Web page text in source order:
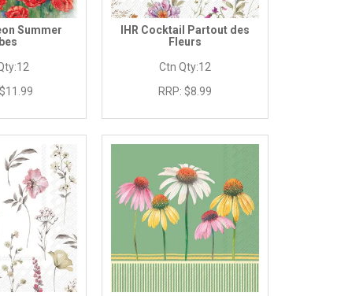
Summer
12
$11.99
IHR Cocktail Partout des
Fleurs
Ctn Qty:12
RRP: $8.99